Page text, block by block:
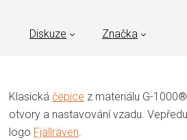
Diskuze Značka
Klasická čepice z materiálu G-
otvory a nastavování vzadu.
logo Fjällräven.